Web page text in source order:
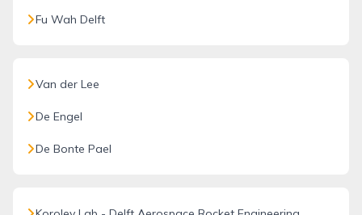
Fu Wah Delft
Van der Lee
De Engel
De Bonte Pael